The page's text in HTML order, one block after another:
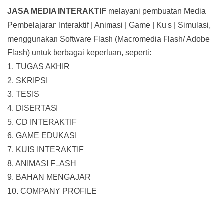
JASA MEDIA INTERAKTIF melayani pembuatan Media
Pembelajaran Interaktif| Animasi | Game | Kuis | Simulasi,
menggunakan Software Flash (Macromedia Flash/ Adobe
Flash) untuk berbagai keperluan, seperti:
1. TUGAS AKHIR
2. SKRIPSI
3. TESIS
4. DISERTASI
5. CD INTERAKTIF
6. GAME EDUKASI
7. KUIS INTERAKTIF
8. ANIMASI FLASH
9. BAHAN MENGAJAR
10. COMPANY PROFILE